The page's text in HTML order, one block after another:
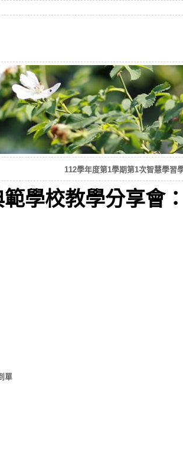
112學年度第1學期第1次智慧學習
學校教學分享會：
單